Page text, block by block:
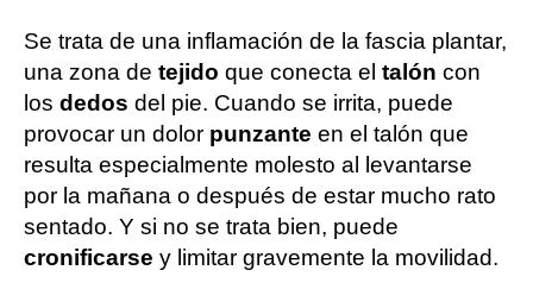
Se trata de una inflamación de la fascia plantar,
una zona de tejido que conecta el talón con
los dedos del pie. Cuando se irrita, puede
provocar un dolor punzante en el talón que
resulta especialmente molesto al levantarse
por la mañana o después de estar mucho rato
sentado. Y si no se trata bien, puede
cronificarse y limitar gravemente la movilidad.